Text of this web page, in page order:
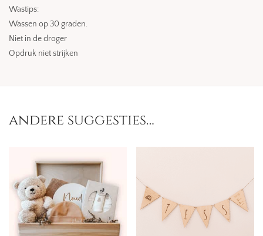
Wastips:
Wassen op 30 graden.
Niet in de droger
Opdruk niet strijken
andere suggesties…